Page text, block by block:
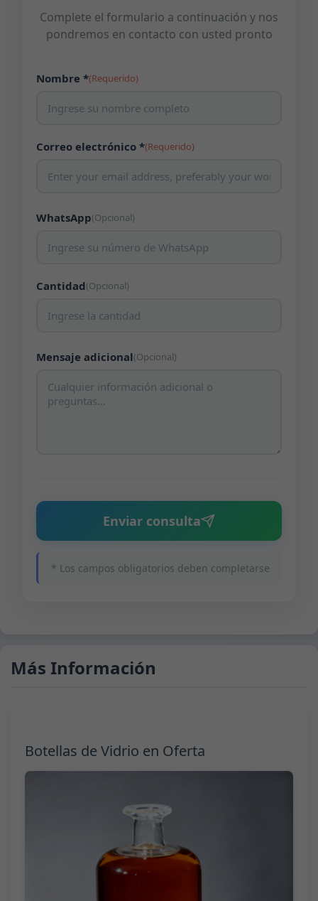
Complete el formulario a continuación y nos
pondremos en contacto con usted pronto
Nombre *(Requerido)
Correo electrónico *(Requerido)
WhatsApp(Opcional)
Cantidad(Opcional)
Mensaje adicional(Opcional)
Enviar consulta
* Los campos obligatorios deben completarse
Más Información
Botellas de Vidrio en Oferta